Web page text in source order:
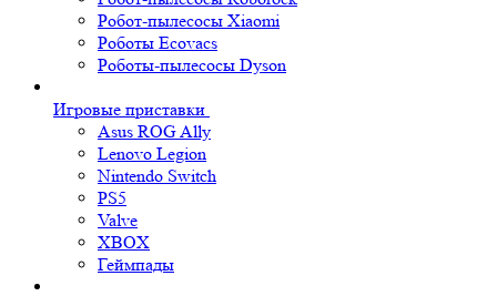
Робот-пылесосы Xiaomi
Роботы Ecovacs
Роботы-пылесосы Dyson
Игровые приставки
Asus ROG Ally
Lenovo Legion
Nintendo Switch
PS5
Valve
XBOX
Геймпады